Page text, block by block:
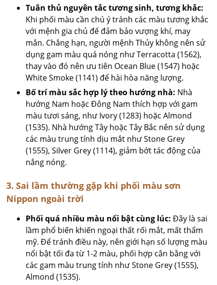
Tuân thủ nguyên tắc tương sinh, tương khắc:
Khi phối màu cần chú ý tránh các màu tương khắc
với mệnh gia chủ để đảm bảo vượng khí, may
mắn. Chẳng hạn, người mệnh Thủy không nên sử
dụng gam màu quá nóng như Terracotta (1562),
thay vào đó nên ưu tiên Ocean Blue (1547) hoặc
White Smoke (1141) để hài hòa năng lượng.
Bố trí màu sắc hợp lý theo hướng nhà: Nhà
hướng Nam hoặc Đông Nam thích hợp với gam
màu tươi sáng, như Ivory (1283) hoặc Almond
(1535). Nhà hướng Tây hoặc Tây Bắc nên sử dụng
các màu trung tính dịu mắt như Stone Grey
(1555), Silver Grey (1114), giảm bớt tác động của
nắng nóng.
3. Sai lầm thường gặp khi phối màu sơn
Nippon ngoài trời
Phối quá nhiều màu nổi bật cùng lúc: Đây là sai
lầm phổ biến khiến ngoại thất rối mắt, mất thẩm
mỹ. Để tránh điều này, nên giới hạn số lượng màu
nổi bật tối đa từ 1-2 màu, phối hợp cân bằng với
các gam màu trung tính như Stone Grey (1555),
Almond (1535).